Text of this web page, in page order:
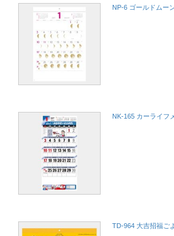
NP-6 ゴールドムー
NK-165 カーライフ
TD-964 大吉招福ご